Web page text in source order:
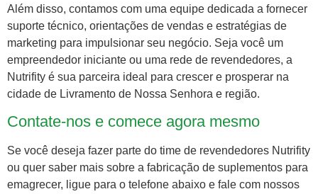
Além disso, contamos com uma equipe dedicada a fornecer
suporte técnico, orientações de vendas e estratégias de
marketing para impulsionar seu negócio. Seja você um
empreendedor iniciante ou uma rede de revendedores, a
Nutrifity é sua parceira ideal para crescer e prosperar na
cidade de Livramento de Nossa Senhora e região.
Contate-nos e comece agora mesmo
Se você deseja fazer parte do time de revendedores Nutrifity
ou quer saber mais sobre a fabricação de suplementos para
emagrecer, ligue para o telefone abaixo e fale com nossos